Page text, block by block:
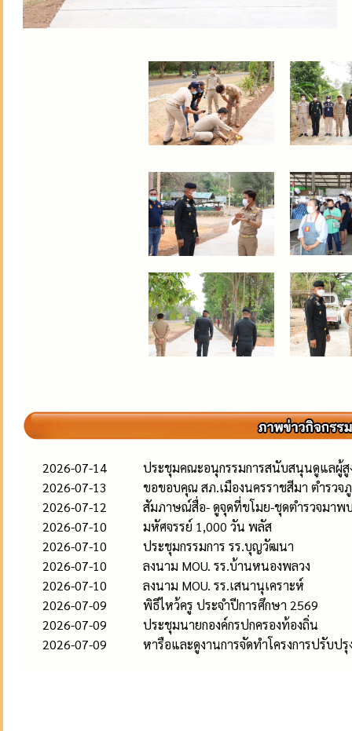
2026-07-14
ประชุมคณะอนุกรรมการสนับสนุนดูแลผู้สู
2026-07-13
ขอขอบคุณ สภ.เมืองนครราชสีมา ตำรวจ
2026-07-12
สัมภาษณ์สื่อ- ดูจุดที่ขโมย-ชุดตำรวจมาพ
2026-07-10
มหัศจรรย์ 1,000 วัน พลัส
2026-07-10
ประชุมกรรมการ รร.บุญวัฒนา
2026-07-10
ลงนาม MOU. รร.บ้านหนองพลวง
2026-07-10
ลงนาม MOU. รร.เสนานุเคราะห์
2026-07-09
พิธีไหว้ครู ประจำปีการศึกษา 2569
2026-07-09
ประชุมนายกองค์กรปกครองท้องถิ่น
2026-07-09
หารือและดูงานการจัดทำโครงการปรับป